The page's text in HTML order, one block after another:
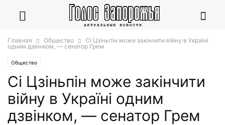
Главная Общество
Сі Цзіньпін може закінчити війну в Україні
одним дзвінком, — сенатор Грем
Общество
Сі Цзіньпін може закінчити
війну в Україні одним
дзвінком, — сенатор Грем